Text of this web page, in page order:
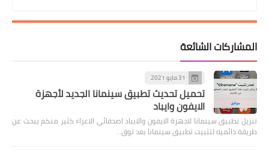
المشاركات الشائعة
31 مايو 2021
تحميل تحديث تطبيق سينمانا الجديد لأجهزة
الايفون وايباد
تنزيل تطبيق سينمانا لاجهزة الايفون والايباد اصدقائي الاعزاء كثير منكم يبحث عن
طريقة دائميه لتثبيت تطبيق سينمانا بعد توق…